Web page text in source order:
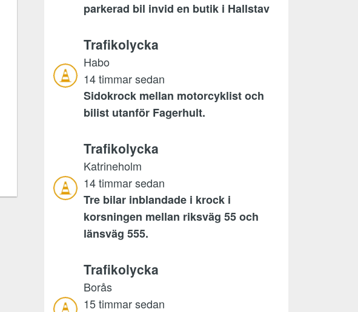
parkerad bil invid en butik i Hallstav
Trafikolycka
Habo
14 timmar sedan
Sidokrock mellan motorcyklist och
bilist utanför Fagerhult.
Trafikolycka
Katrineholm
14 timmar sedan
Tre bilar inblandade i krock i
korsningen mellan riksväg 55 och
länsväg 555.
Trafikolycka
Borås
15 timmar sedan